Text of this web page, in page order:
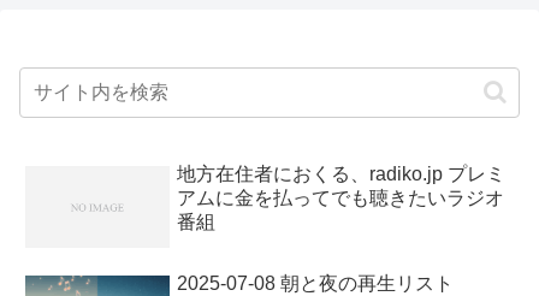
地方在住者におくる、radiko.jp プレミ
アムに金を払ってでも聴きたいラジオ
番組
2025-07-08 朝と夜の再生リスト